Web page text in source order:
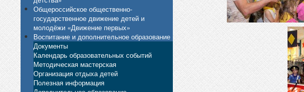
Общероссийское общественно-
государственное движение детей и
молодёжи «Движение первых»
Воспитание и дополнительное образование
Документы
Календарь образовательных событий
Методическая мастерская
Организация отдыха детей
Полезная информация